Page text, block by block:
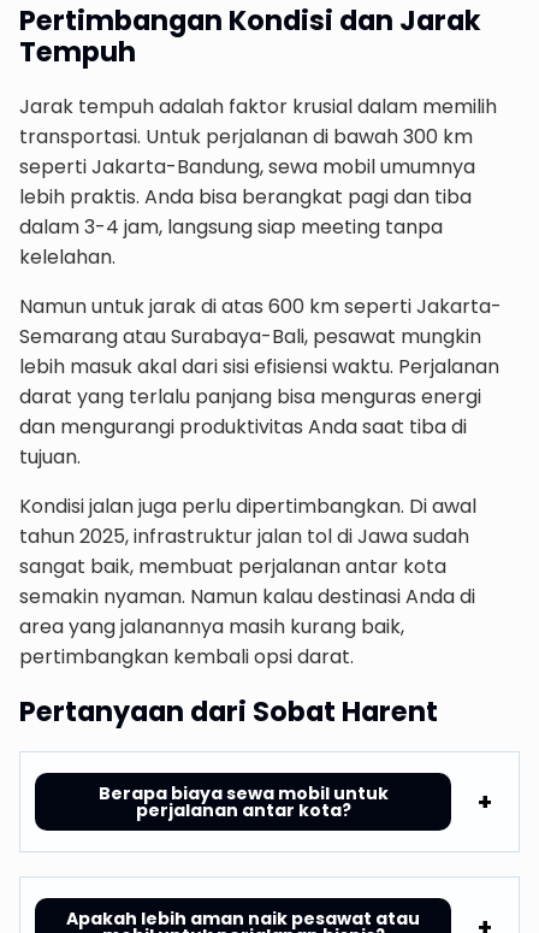
Pertimbangan Kondisi dan Jarak
Tempuh
Jarak tempuh adalah faktor krusial dalam memilih
transportasi. Untuk perjalanan di bawah 300 km
seperti Jakarta-Bandung, sewa mobil umumnya
lebih praktis. Anda bisa berangkat pagi dan tiba
dalam 3-4 jam, langsung siap meeting tanpa
kelelahan.
Namun untuk jarak di atas 600 km seperti Jakarta-
Semarang atau Surabaya-Bali, pesawat mungkin
lebih masuk akal dari sisi efisiensi waktu. Perjalanan
darat yang terlalu panjang bisa menguras energi
dan mengurangi produktivitas Anda saat tiba di
tujuan.
Kondisi jalan juga perlu dipertimbangkan. Di awal
tahun 2025, infrastruktur jalan tol di Jawa sudah
sangat baik, membuat perjalanan antar kota
semakin nyaman. Namun kalau destinasi Anda di
area yang jalanannya masih kurang baik,
pertimbangkan kembali opsi darat.
Pertanyaan dari Sobat Harent
Berapa biaya sewa mobil untuk
perjalanan antar kota?
Apakah lebih aman naik pesawat atau